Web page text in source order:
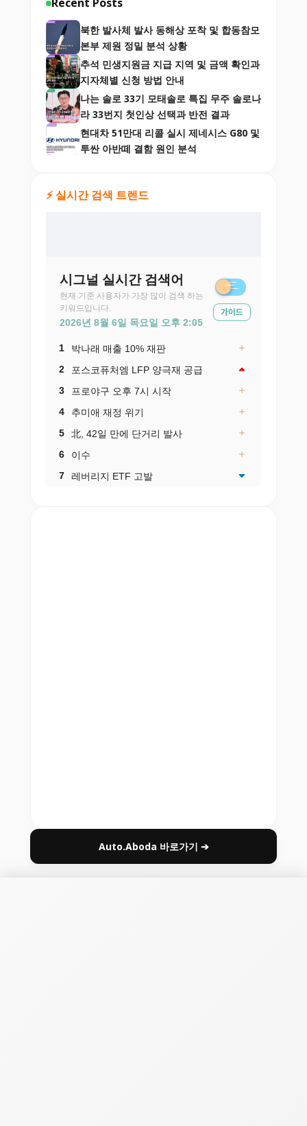
북한 발사체 발사 동해상 포착 및 합동참모
본부 제원 정밀 분석 상황
추석 민생지원금 지급 지역 및 금액 확인과
지자체별 신청 방법 안내
나는 솔로 33기 모태솔로 특집 무주 솔로나
라 33번지 첫인상 선택과 반전 결과
현대차 51만대 리콜 실시 제네시스 G80 및
투싼 아반떼 결함 원인 분석
⚡ 실시간 검색 트렌드
Auto.Aboda 바로가기 ➔